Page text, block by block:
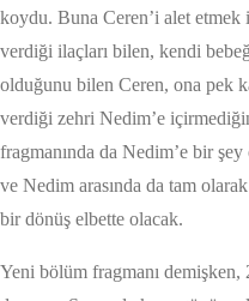
koydu. Buna Ceren’i alet etmek
verdiği ilaçları bilen, kendi
olduğunu bilen Ceren, ona pek
verdiği zehri Nedim’e
fragmanında da Nedim’e bir
ve Nedim arasında da tam
bir dönüş elbette olacak.
Yeni bölüm fragmanı demişken,